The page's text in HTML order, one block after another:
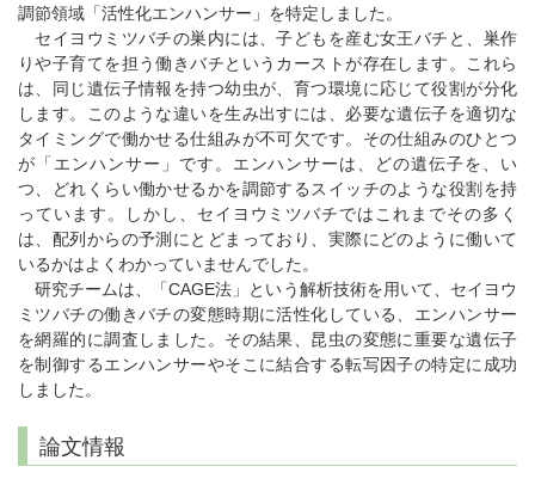
調節領域「活性化エンハンサー」を特定しました。
セイヨウミツバチの巣内には、子どもを産む女王バチと、巣作
りや子育てを担う働きバチというカーストが存在します。これら
は、同じ遺伝子情報を持つ幼虫が、育つ環境に応じて役割が分化
します。このような違いを生み出すには、必要な遺伝子を適切な
タイミングで働かせる仕組みが不可欠です。その仕組みのひとつ
が「エンハンサー」です。エンハンサーは、どの遺伝子を、い
つ、どれくらい働かせるかを調節するスイッチのような役割を持
っています。しかし、セイヨウミツバチではこれまでその多く
は、配列からの予測にとどまっており、実際にどのように働いて
いるかはよくわかっていませんでした。
研究チームは、「CAGE法」という解析技術を用いて、セイヨウ
ミツバチの働きバチの変態時期に活性化している、エンハンサー
を網羅的に調査しました。その結果、昆虫の変態に重要な遺伝子
を制御するエンハンサーやそこに結合する転写因子の特定に成功
しました。
論文情報